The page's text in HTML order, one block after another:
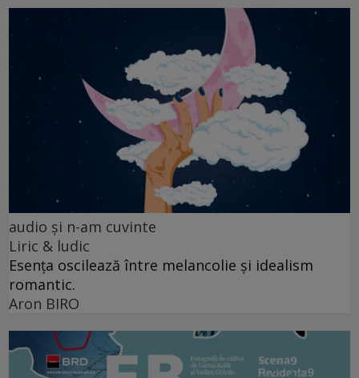
audio şi n-am cuvinte
Liric & ludic
Esența oscilează între melancolie și idealism
romantic.
Aron BIRO